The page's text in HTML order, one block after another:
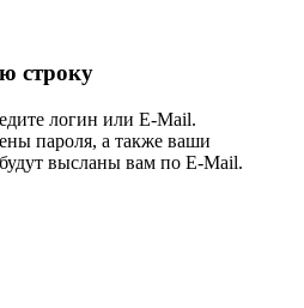
строку
логин или E-Mail.
пароля, а также ваши
высланы вам по E-Mail.